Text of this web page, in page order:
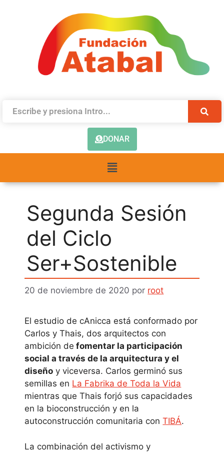
DONAR
Segunda Sesión
del Ciclo
Ser+Sostenible
20 de noviembre de 2020 por root
El estudio de cAnicca está conformado por
Carlos y Thais, dos arquitectos con
ambición de fomentar la participación
social a través de la arquitectura y el
diseño y viceversa. Carlos germinó sus
semillas en La Fabrika de Toda la Vida
mientras que Thais forjó sus capacidades
en la bioconstrucción y en la
autoconstrucción comunitaria conTIBÁ.
La combinación del activismo y